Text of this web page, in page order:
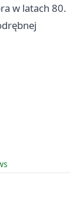
w latach 80.